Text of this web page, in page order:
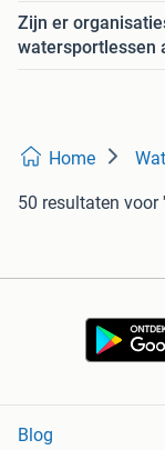
Zijn er
watersportlessen
Home
50 resultaten voor
Blog